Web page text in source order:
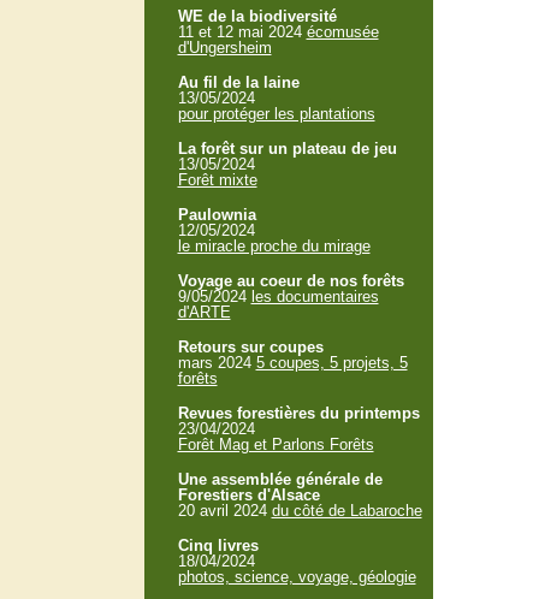
WE de la biodiversité
11 et 12 mai 2024 écomusée
d'Ungersheim
Au fil de la laine
13/05/2024
pour protéger les plantations
La forêt sur un plateau de jeu
13/05/2024
Forêt mixte
Paulownia
12/05/2024
le miracle proche du mirage
Voyage au coeur de nos forêts
9/05/2024 les documentaires
d'ARTE
Retours sur coupes
mars 2024 5 coupes, 5 projets, 5
forêts
Revues forestières du printemps
23/04/2024
Forêt Mag et Parlons Forêts
Une assemblée générale de
Forestiers d'Alsace
20 avril 2024 du côté de Labaroche
Cinq livres
18/04/2024
photos, science, voyage, géologie